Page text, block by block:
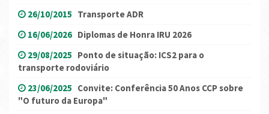
26/10/2015 Transporte ADR
16/06/2026 Diplomas de Honra IRU 2026
29/08/2025 Ponto de situação: ICS2 para o
transporte rodoviário
23/06/2025 Convite: Conferência 50 Anos CCP sobre
"O futuro da Europa"